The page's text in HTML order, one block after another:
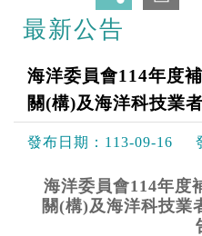
最新公告
海洋委員會114年度
關(構)及海洋科技業
發布日期： 113-09-16
海洋委員會114年度
關(構)及海洋科技業